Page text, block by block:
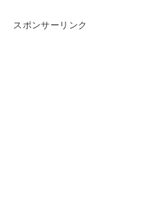
スポンサーリンク